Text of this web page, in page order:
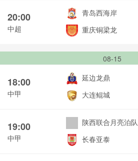
20:00
中超
青岛西海岸
重庆铜梁龙
08-15
18:00
中甲
延边龙鼎
大连鲲城
19:00
中甲
陕西联合月亮泊队
长春亚泰